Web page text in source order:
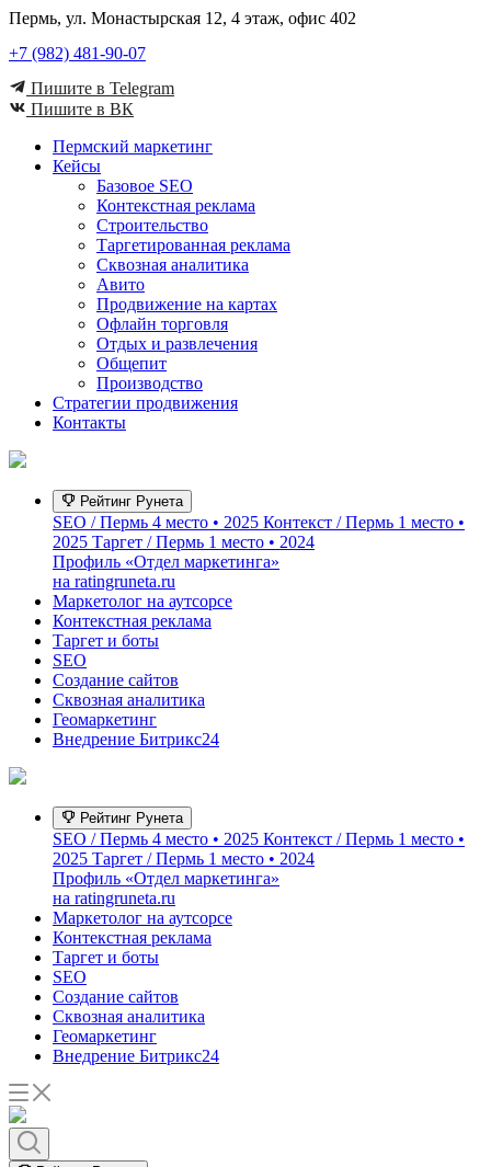
Пермь, ул. Монастырская 12, 4 этаж, офис 402
+7 (982) 481-90-07
Пишите в Telegram
Пишите в ВК
Пермский маркетинг
Кейсы
Базовое SEO
Контекстная реклама
Строительство
Таргетированная реклама
Сквозная аналитика
Авито
Продвижение на картах
Офлайн торговля
Отдых и развлечения
Общепит
Производство
Стратегии продвижения
Контакты
Рейтинг Рунета
SEO / Пермь 4 место • 2025 Контекст / Пермь 1 место •
2025 Таргет / Пермь 1 место • 2024
Профиль «Отдел маркетинга»
на ratingruneta.ru
Маркетолог на аутсорсе
Контекстная реклама
Таргет и боты
SEO
Создание сайтов
Сквозная аналитика
Геомаркетинг
Внедрение Битрикс24
Рейтинг Рунета
SEO / Пермь 4 место • 2025 Контекст / Пермь 1 место •
2025 Таргет / Пермь 1 место • 2024
Профиль «Отдел маркетинга»
на ratingruneta.ru
Маркетолог на аутсорсе
Контекстная реклама
Таргет и боты
SEO
Создание сайтов
Сквозная аналитика
Геомаркетинг
Внедрение Битрикс24